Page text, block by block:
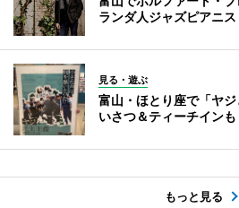
ランダ人ジャズピアニス
見る・遊ぶ
富山・ほとり座で「ヤ
いさつ＆ティーチインも
もっと見る